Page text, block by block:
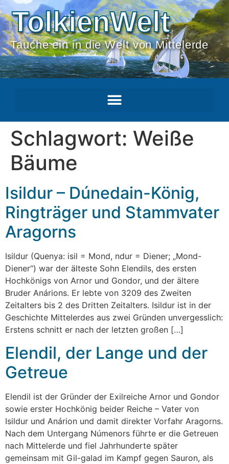
TolkienWelt
Tauche ein in die Welt von Mittelerde
Schlagwort: Weiße
Bäume
Isildur – Dúnedain-König,
Ringträger und Stammvater
Aragorns
Isildur (Quenya: isil = Mond, ndur = Diener; „Mond-
Diener“) war der älteste Sohn Elendils, des ersten
Hochkönigs von Arnor und Gondor, und der ältere
Bruder Anárions. Er lebte von 3209 des Zweiten
Zeitalters bis 2 des Dritten Zeitalters. Isildur ist in der
Geschichte Mittelerdes aus zwei Gründen unvergesslich:
Erstens schnitt er nach der letzten großen […]
Elendil, der Lange und der
Getreue
Elendil ist der Gründer der Exilreiche Arnor und Gondor
sowie erster Hochkönig beider Reiche – Vater von
Isildur und Anárion und damit direkter Vorfahr Aragorns.
Nach dem Untergang Númenors führte er die Getreuen
nach Mittelerde und fiel Jahrhunderte später
gemeinsam mit Gil-galad im Kampf gegen Sauron, als